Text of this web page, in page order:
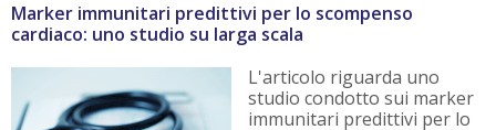
Marker immunitari predittivi per lo scompenso
cardiaco: uno studio su larga scala
L'articolo riguarda uno
studio condotto sui marker
immunitari predittivi per lo